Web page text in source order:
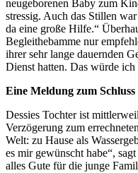
neugeborenen Baby zum
stressig. Auch das Stillen
da eine große Hilfe.“
Begleithebamme nur
ihrer sehr lange dauernden
Dienst hatten. Das würde
Eine Meldung zum Schluss
Dessies Tochter ist
Verzögerung zum
Welt: zu Hause als
es mir gewünscht habe“,
alles Gute für die junge